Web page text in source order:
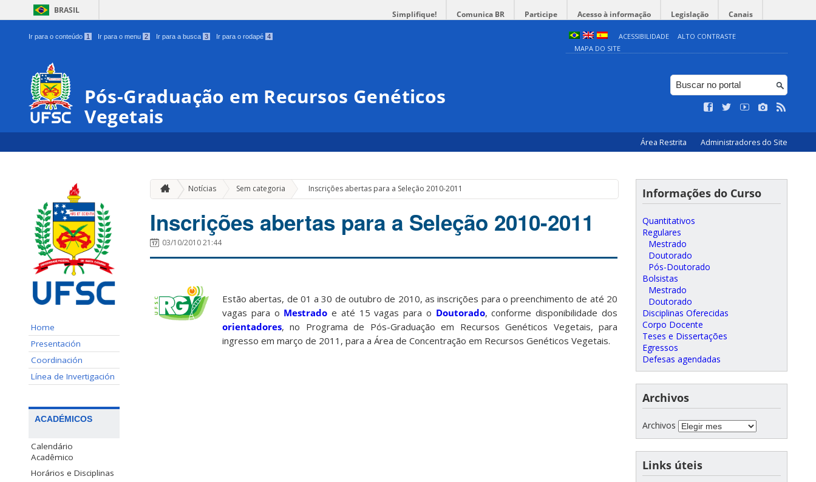
BRASIL Simplifique! Comunica BR Participe Acesso à informação Legislação Canais
Ir para o conteúdo 1 Ir para o menu 2 Ir para a busca 3 Ir para o rodapé 4 ACESSIBILIDADE
ALTO CONTRASTE
MAPA DO SITE
Pós-Graduação em Recursos Genéticos
Vegetais
Área Restrita Administradores do Site
Home
Presentación
Coordinación
Línea de Invertigación
ACADÉMICOS
Calendário
Acadêmico
Horários e Disciplinas
Notícias Sem categoria » Inscrições abertas para a Seleção 2010-2011
Inscrições abertas para a Seleção 2010-2011
03/10/2010 21:44
Estão abertas, de 01 a 30 de outubro de 2010, as inscrições para o preenchimento de até 20
vagas para o Mestrado e até 15 vagas para o Doutorado, conforme disponibilidade dos
orientadores, no Programa de Pós-Graduação em Recursos Genéticos Vegetais, para
ingresso em março de 2011, para a Área de Concentração em Recursos Genéticos Vegetais.
Informações do Curso
Quantitativos
Regulares
Mestrado
Doutorado
Pós-Doutorado
Bolsistas
Mestrado
Doutorado
Disciplinas Oferecidas
Corpo Docente
Teses e Dissertações
Egressos
Defesas agendadas
Archivos
Archivos
Links úteis